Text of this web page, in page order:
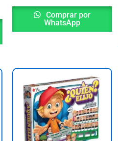
Comprar por
WhatsApp